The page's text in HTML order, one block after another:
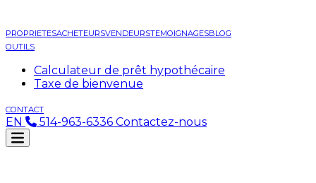
PROPRIETESACHETEURSVENDEURSTEMOIGNAGESBLOG
OUTILS
Calculateur de prêt hypothécaire
Taxe de bienvenue
CONTACT
EN 514-963-6336 Contactez-nous